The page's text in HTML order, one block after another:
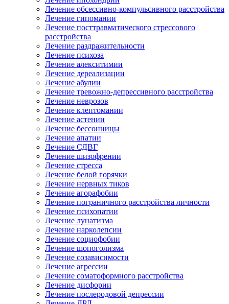
Лечение обсессивно-компульсивного расстройства
Лечение гипомании
Лечение посттравматического стрессового
расстройства
Лечение раздражительности
Лечение психоза
Лечение алекситимии
Лечение дереализации
Лечение абулии
Лечение тревожно-депрессивного расстройства
Лечение неврозов
Лечение клептомании
Лечение астении
Лечение бессонницы
Лечение апатии
Лечение СДВГ
Лечение шизофрении
Лечение стресса
Лечение белой горячки
Лечение нервных тиков
Лечение агорафобии
Лечение пограничного расстройства личности
Лечение психопатии
Лечение лунатизма
Лечение нарколепсии
Лечение социофобии
Лечение шопоголизма
Лечение созависимости
Лечение агрессии
Лечение соматоформного расстройства
Лечение дисфории
Лечение послеродовой депрессии